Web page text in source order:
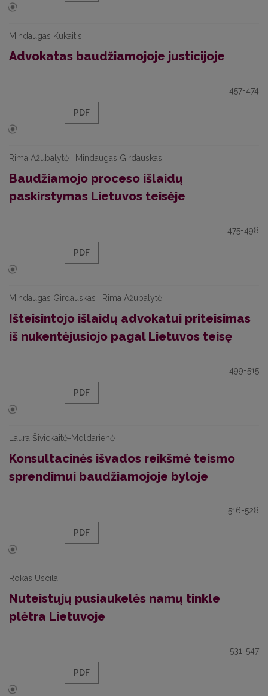
Mindaugas Kukaitis
Advokatas baudžiamojoje justicijoje
457-474
PDF
Rima Ažubalytė | Mindaugas Girdauskas
Baudžiamojo proceso išlaidų
paskirstymas Lietuvos teisėje
475-498
PDF
Mindaugas Girdauskas | Rima Ažubalytė
Išteisintojo išlaidų advokatui priteisimas
iš nukentėjusiojo pagal Lietuvos teisę
499-515
PDF
Laura Šivickaitė-Moldarienė
Konsultacinės išvados reikšmė teismo
sprendimui baudžiamojoje byloje
516-528
PDF
Rokas Uscila
Nuteistųjų pusiaukelės namų tinkle
plėtra Lietuvoje
531-547
PDF